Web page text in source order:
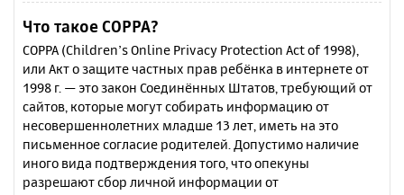
Что такое COPPA?
COPPA (Children’s Online Privacy Protection Act of 1998),
или Акт о защите частных прав ребёнка в интернете от
1998 г. — это закон Соединённых Штатов, требующий от
сайтов, которые могут собирать информацию от
несовершеннолетних младше 13 лет, иметь на это
письменное согласие родителей. Допустимо наличие
иного вида подтверждения того, что опекуны
разрешают сбор личной информации от